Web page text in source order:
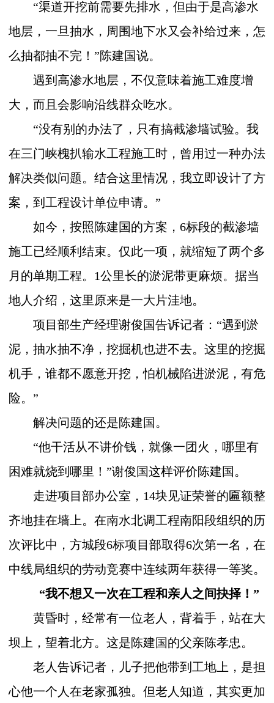
“渠道开挖前需要先排水，但由于是高渗水
地层，一旦抽水，周围地下水又会补给过来，怎
么抽都抽不完！”陈建国说。
遇到高渗水地层，不仅意味着施工难度增
大，而且会影响沿线群众吃水。
“没有别的办法了，只有搞截渗墙试验。我
在三门峡槐扒输水工程施工时，曾用过一种办法
解决类似问题。结合这里情况，我立即设计了方
案，到工程设计单位申请。”
如今，按照陈建国的方案， 6标段的截渗墙
施工已经顺利结束。仅此一项，就缩短了两个多
月的单期工程。 1公里长的淤泥带更麻烦。据当
地人介绍，这里原来是一大片洼地。
项目部生产经理谢俊国告诉记者：“遇到淤
泥，抽水抽不净，挖掘机也进不去。这里的挖掘
机手，谁都不愿意开挖，怕机械陷进淤泥，有危
险。”
解决问题的还是陈建国。
“他干活从不讲价钱，就像一团火，哪里有
困难就烧到哪里！”谢俊国这样评价陈建国。
走进项目部办公室， 14块见证荣誉的匾额整
齐地挂在墙上。在南水北调工程南阳段组织的历
次评比中，方城段6标项目部取得6次第一名，在
中线局组织的劳动竞赛中连续两年获得一等奖。
“我不想又一次在工程和亲人之间抉择！”
黄昏时，经常有一位老人，背着手，站在大
坝上，望着北方。这是陈建国的父亲陈孝忠。
老人告诉记者，儿子把他带到工地上，是担
心他一个人在老家孤独。但老人知道，其实更加